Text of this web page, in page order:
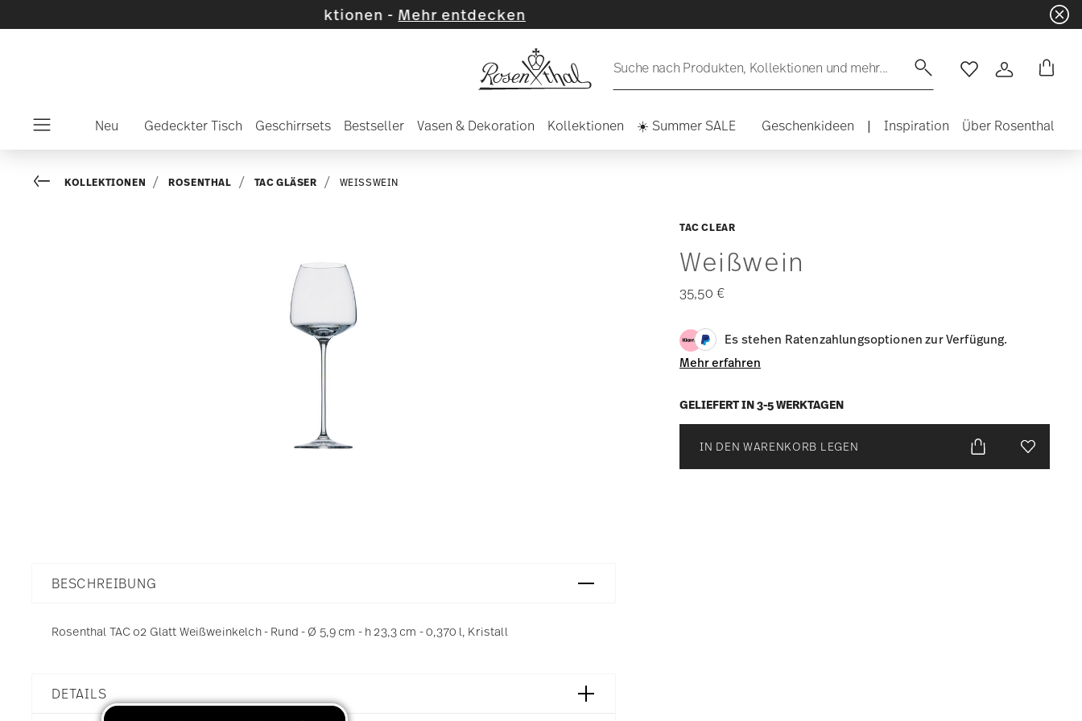
Mehr entdecken
Suche nach Produkten, Kollektionen und mehr... WishlistAnmelden
Neu Gedeckter Tisch Geschirrsets Bestseller Vasen & Dekoration Kollektionen ☀️ Summer SALE Geschenkideen | Inspiration Über Rosenthal
TAC CLEAR
Weißwein
35,50 €
Es stehen Ratenzahlungsoptionen zur Verfügung.
Mehr erfahren
GELIEFERT IN 3-5 WERKTAGEN
IN DEN WARENKORB LEGEN Add To
Go backKOLLEKTIONEN ROSENTHAL TAC GLÄSER WEISSWEIN
BESCHREIBUNG
Rosenthal TAC o2 Glatt Weißweinkelch - Rund - Ø 5,9 cm - h 23,3 cm - 0,370 l, Kristall
DETAILS